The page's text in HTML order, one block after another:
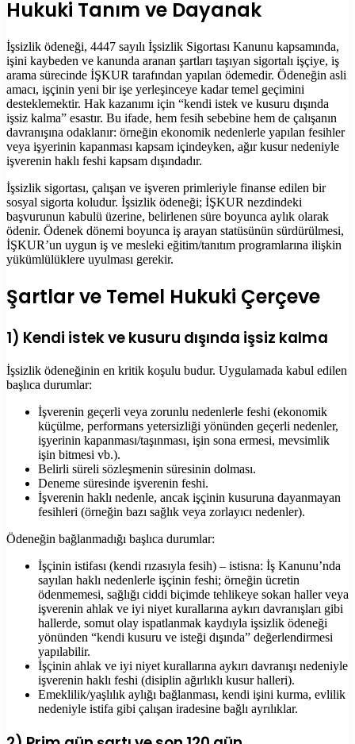
Hukuki Tanım ve Dayanak
İşsizlik ödeneği, 4447 sayılı İşsizlik Sigortası Kanunu kapsamında,
işini kaybeden ve kanunda aranan şartları taşıyan sigortalı işçiye, iş
arama sürecinde İŞKUR tarafından yapılan ödemedir. Ödeneğin asli
amacı, işçinin yeni bir işe yerleşinceye kadar temel geçimini
desteklemektir. Hak kazanımı için “kendi istek ve kusuru dışında
işsiz kalma” esastır. Bu ifade, hem fesih sebebine hem de çalışanın
davranışına odaklanır: örneğin ekonomik nedenlerle yapılan fesihler
veya işyerinin kapanması kapsam içindeyken, ağır kusur nedeniyle
işverenin haklı feshi kapsam dışındadır.
İşsizlik sigortası, çalışan ve işveren primleriyle finanse edilen bir
sosyal sigorta koludur. İşsizlik ödeneği; İŞKUR nezdindeki
başvurunun kabulü üzerine, belirlenen süre boyunca aylık olarak
ödenir. Ödenek dönemi boyunca iş arayan statüsünün sürdürülmesi,
İŞKUR’un uygun iş ve mesleki eğitim/tanıtım programlarına ilişkin
yükümlülüklere uyulması gerekir.
Şartlar ve Temel Hukuki Çerçeve
1) Kendi istek ve kusuru dışında işsiz kalma
İşsizlik ödeneğinin en kritik koşulu budur. Uygulamada kabul edilen
başlıca durumlar:
İşverenin geçerli veya zorunlu nedenlerle feshi (ekonomik
küçülme, performans yetersizliği yönünden geçerli nedenler,
işyerinin kapanması/taşınması, işin sona ermesi, mevsimlik
işin bitmesi vb.).
Belirli süreli sözleşmenin süresinin dolması.
Deneme süresinde işverenin feshi.
İşverenin haklı nedenle, ancak işçinin kusuruna dayanmayan
fesihleri (örneğin bazı sağlık veya zorlayıcı nedenler).
Ödeneğin bağlanmadığı başlıca durumlar:
İşçinin istifası (kendi rızasıyla fesih) – istisna: İş Kanunu’nda
sayılan haklı nedenlerle işçinin feshi; örneğin ücretin
ödenmemesi, sağlığı ciddi biçimde tehlikeye sokan haller veya
işverenin ahlak ve iyi niyet kurallarına aykırı davranışları gibi
hallerde, somut olay ispatlanmak kaydıyla işsizlik ödeneği
yönünden “kendi kusuru ve isteği dışında” değerlendirmesi
yapılabilir.
İşçinin ahlak ve iyi niyet kurallarına aykırı davranışı nedeniyle
işverenin haklı feshi (disiplin ağırlıklı kusur halleri).
Emeklilik/yaşlılık aylığı bağlanması, kendi işini kurma, evlilik
nedeniyle istifa gibi çalışan iradesine bağlı ayrılıklar.